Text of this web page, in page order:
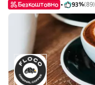
Безкоштовно 93%(89)